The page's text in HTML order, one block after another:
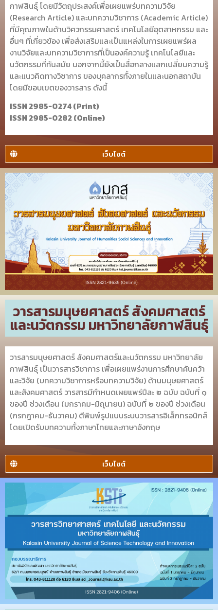
กาฬสินธุ์ โดยมีวัตถุประสงค์เพื่อเผยแพร่บทความวิจัย
(Research Article) และบทความวิชาการ (Academic Article)
ที่มีคุณภาพในด้านวิศวกรรมศาสตร์ เทคโนโลยีอุตสาหกรรม และ
อื่นๆ ที่เกี่ยวข้อง เพื่อส่งเสริมและเป็นแหล่งในการเผยแพร่ผล
งานวิจัยและบทความวิชาการที่เป็นองค์ความรู้ เทคโนโลยีและ
นวัตกรรมที่ทันสมัย นอกจากนี้ยังเป็นสื่อกลางแลกเปลี่ยนความรู้
และแนวคิดทางวิชาการ ของบุคลากรทั้งภายในและนอกสถาบัน
โดยมีขอบเขตของวารสาร ดังนี้
ISSN 2985-0274 (Print)
ISSN 2985-0282 (Online)
เว็บไซต์
วารสารมนุษยศาสตร์ สังคมศาสตร์
และนวัตกรรม มหาวิทยาลัยกาฬสินธุ์
วารสารมนุษยศาสตร์ สังคมศาสตร์และนวัตกรรม มหาวิทยาลัย
กาฬสินธุ์ เป็นวารสารวิชาการ เพื่อเผยแพร่งานการศึกษาค้นคว้า
และวิจัย (บทความวิชาการหรือบทความวิจัย) ด้านมนุษยศาสตร์
และสังคมศาสตร์ วารสารมีกำหนดเผยแพร่ปีละ ๒ ฉบับ ฉบับที่ ๑
ของปี ช่วงเดือน (มกราคม-มิถุนายน) ฉบับที่ ๒ ของปี ช่วงเดือน
(กรกฎาคม-ธันวาคม) ตีพิมพ์รูปแบบระบบวารสารอิเล็กทรอนิกส์
โดยเปิดรับบทความทั้งภาษาไทยและภาษาอังกฤษ
เว็บไซต์